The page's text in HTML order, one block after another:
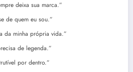
deixa sua marca.”
de quem eu sou.”
da minha própria vida.”
de legenda.”
por dentro.”